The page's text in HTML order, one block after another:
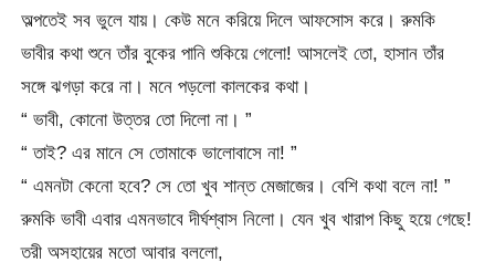
অল্পতেই সব ভুলে যায়। কেউ মনে করিয়ে দিলে আফসোস করে। রুমকি
ভাবীর কথা শুনে তাঁর বুকের পানি শুকিয়ে গেলো! আসলেই তো, হাসান তাঁর
সঙ্গে ঝগড়া করে না। মনে পড়লো কালকের কথা।
“ ভাবী, কোনো উত্তর তো দিলো না। ”
“ তাই? এর মানে সে তোমাকে ভালোবাসে না! ”
“ এমনটা কেনো হবে? সে তো খুব শান্ত মেজাজের। বেশি কথা বলে না! ”
রুমকি ভাবী এবার এমনভাবে দীর্ঘশ্বাস নিলো। যেন খুব খারাপ কিছু হয়ে গেছে!
তরী অসহায়ের মতো আবার বললো,